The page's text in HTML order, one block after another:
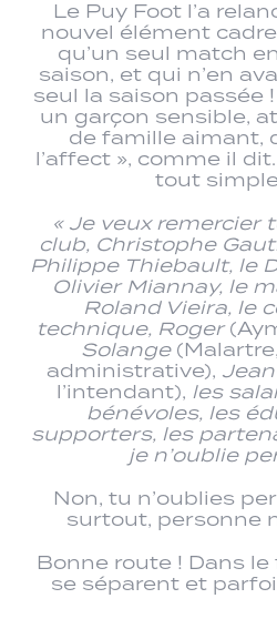
Le Puy Foot l’a
nouvel élément
qu’un seul match
saison, et qui n’en
seul la saison passée
un garçon sensible,
de famille aimant,
l’affect », comme il
tout
« Je veux remercier
club, Christophe
Philippe Thiebault, le
Olivier Miannay, le
Roland Vieira, le
technique, Roger
Solange
administrative),
l’intendant), les
bénévoles, les
supporters, les
je n’oublie
Non, tu n’oublies
surtout, personne
Bonne route ! Dans
se séparent et